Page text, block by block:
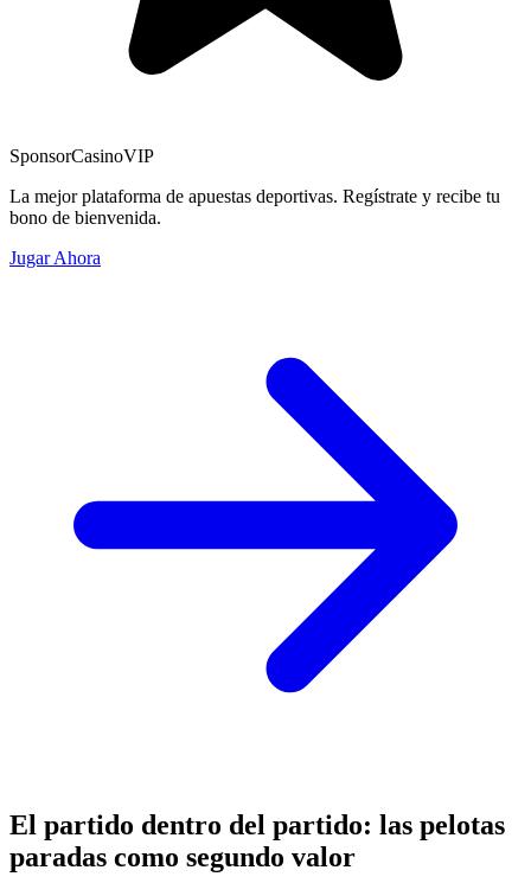
SponsorCasinoVIP
La mejor plataforma de apuestas deportivas. Regístrate y recibe tu
bono de bienvenida.
Jugar Ahora
El partido dentro del partido: las pelotas
paradas como segundo valor